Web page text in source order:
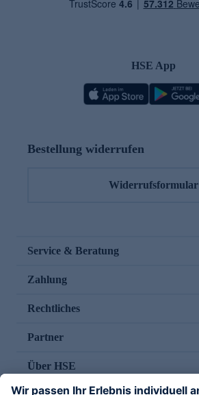
HSE App
Bestellung widerrufen
Widerrufsformular
Service & Beratung
Zahlung
Rechtliches
Partner
Über HSE